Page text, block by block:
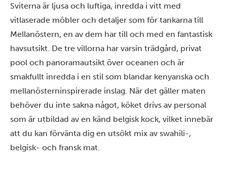
Sviterna är ljusa och luftiga, inredda i vitt med
vitlaserade möbler och detaljer som för tankarna till
Mellanöstern, en av dem har till och med en fantastisk
havsutsikt. De tre villorna har varsin trädgård, privat
pool och panoramautsikt över oceanen och är
smakfullt inredda i en stil som blandar kenyanska och
mellanösterninspirerade inslag. När det gäller maten
behöver du inte sakna något, köket drivs av personal
som är utbildad av en känd belgisk kock, vilket innebär
att du kan förvänta dig en utsökt mix av swahili-,
belgisk- och fransk mat.